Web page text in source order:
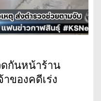
กันหน้าร้าน
ของคดีเร่ง